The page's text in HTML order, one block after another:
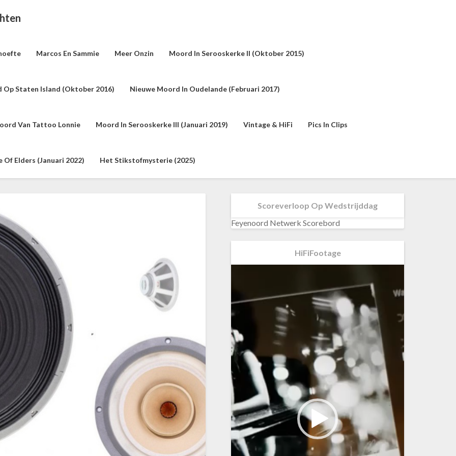
Marcos En Sammie Meer Onzin Moord In Serooskerke II (oktober 2015)
Op Staten Island (oktober 2016) Nieuwe Moord In Oudelande (februari 2017)
Van Tattoo Lonnie Moord In Serooskerke III (januari 2019) Vintage & HiFi Pics In Clips
Of Elders (januari 2022) Het Stikstofmysterie (2025)
Scoreverloop Op Wedstrijddag
Feyenoord Netwerk Scorebord
HiFiFootage